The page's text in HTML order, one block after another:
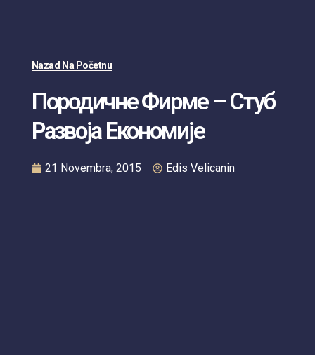
Nazad Na Početnu
Породичне Фирме – Стуб
Развоја Економије
21 Novembra, 2015 Edis Velicanin